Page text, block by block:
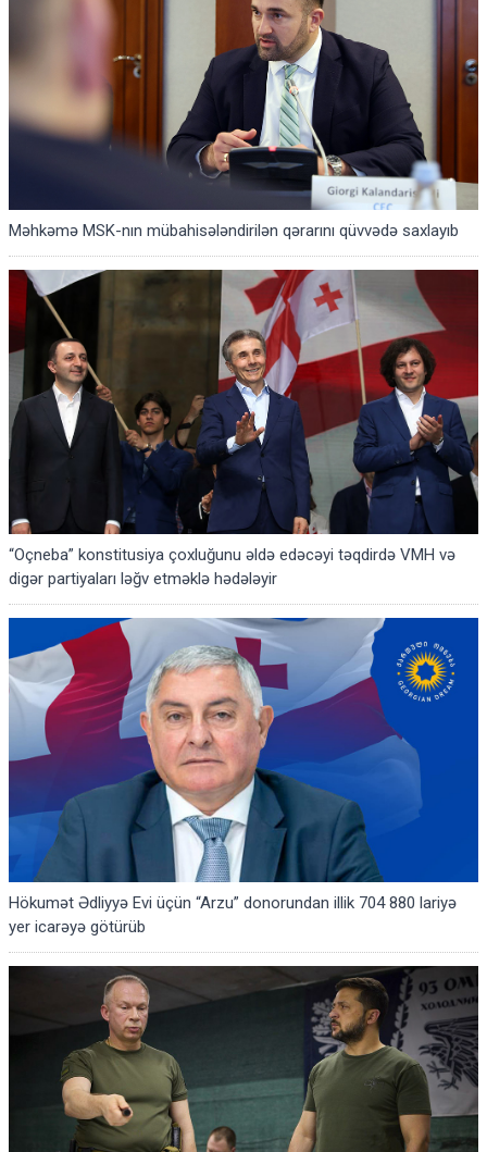
Məhkəmə MSK-nın mübahisələndirilən qərarını qüvvədə saxlayıb
“Oçneba” konstitusiya çoxluğunu əldə edəcəyi təqdirdə VMH və
digər partiyaları ləğv etməklə hədələyir
Hökumət Ədliyyə Evi üçün “Arzu” donorundan illik 704 880 lariyə
yer icarəyə götürüb